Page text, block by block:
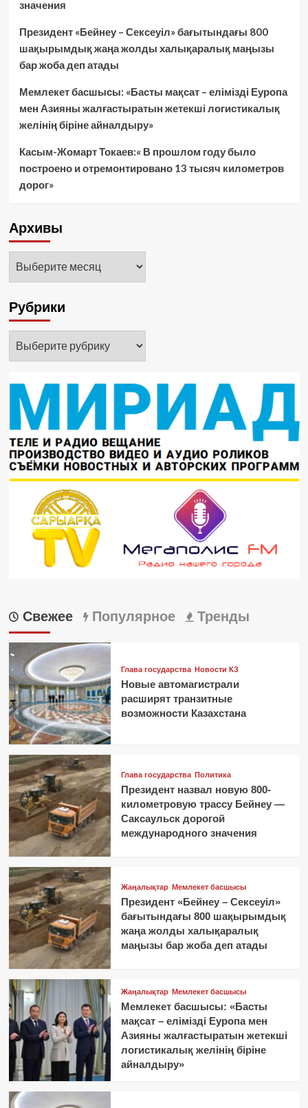
значения
Президент «Бейнеу – Сексеуіл» бағытындағы 800
шақырымдық жаңа жолды халықаралық маңызы
бар жоба деп атады
Мемлекет басшысы: «Басты мақсат – елімізді Еуропа
мен Азияны жалғастыратын жетекші логистикалық
желінің біріне айналдыру»
Касым-Жомарт Токаев:« В прошлом году было
построено и отремонтировано 13 тысяч километров
дорог»
Архивы
Рубрики
Свежее Популярное Тренды
Глава государства Новости КЗ
Новые автомагистрали
расширят транзитные
возможности Казахстана
Глава государства Политика
Президент назвал новую 800-
километровую трассу Бейнеу —
Саксаульск дорогой
международного значения
Жаңалықтар Мемлекет басшысы
Президент «Бейнеу – Сексеуіл»
бағытындағы 800 шақырымдық
жаңа жолды халықаралық
маңызы бар жоба деп атады
Жаңалықтар Мемлекет басшысы
Мемлекет басшысы: «Басты
мақсат – елімізді Еуропа мен
Азияны жалғастыратын жетекші
логистикалық желінің біріне
айналдыру»